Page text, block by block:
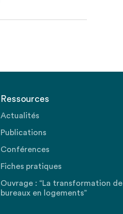
Ressources
Actualités
Publications
Conférences
Fiches pratiques
Ouvrage : “La transformation de
bureaux en logements”